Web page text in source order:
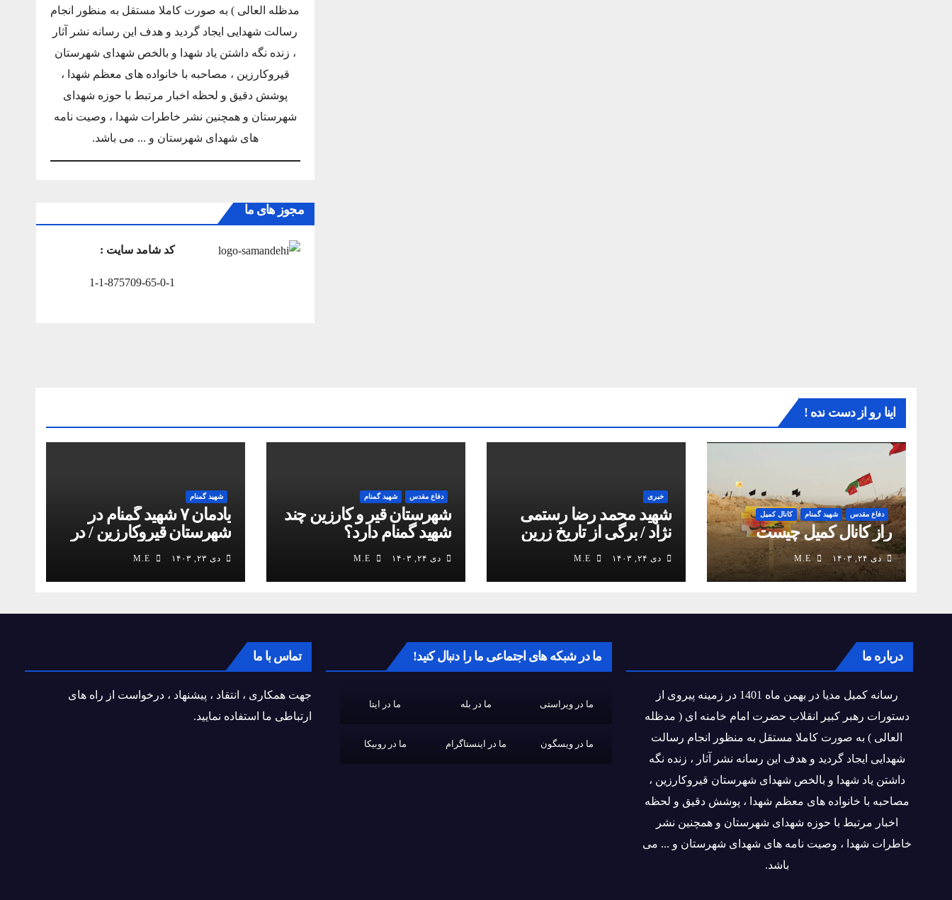
مدظله العالی ) به صورت کاملا مستقل به منظور انجام
رسالت شهدایی ایجاد گردید و هدف این رسانه نشر آثار
، زنده نگه داشتن یاد شهدا و بالخص شهدای شهرستان
قیروکارزین ، مصاحبه با خانواده های معظم شهدا ،
پوشش دقیق و لحظه اخبار مرتبط با حوزه شهدای
شهرستان و همچنین نشر خاطرات شهدا ، وصیت نامه
های شهدای شهرستان و ... می باشد.
مجوز های ما
کد شامد سایت :
1-1-875709-65-0-1
اینا رو از دست نده !
دفاع مقدس شهید گمنام کانال کمیل
راز کانال کمیل چیست
دی ۲۴, ۱۴۰۳ M.E
خبری
شهید محمد رضا رستمی
نژاد / برگی از تاریخ زرین
دی ۲۴, ۱۴۰۳
دفاع مقدس شهید گمنام
شهرستان قیر و کارزین چند
شهید گمنام دارد؟
دی ۲۴, ۱۴۰۳
شهید گمنام
یادمان ۷ شهید گمنام در
شهرستان قیروکارزین / در
دی ۲۳, ۱۴۰۳
درباره ما
رسانه کمیل مدیا در بهمن ماه 1401 در زمینه پیروی از
دستورات رهبر کبیر انقلاب حضرت امام خامنه ای ( مدظله
العالی ) به صورت کاملا مستقل به منظور انجام رسالت
شهدایی ایجاد گردید و هدف این رسانه نشر آثار ، زنده نگه
داشتن یاد شهدا و بالخص شهدای شهرستان قیروکارزین ،
مصاحبه با خانواده های معظم شهدا ، پوشش دقیق و لحظه
اخبار مرتبط با حوزه شهدای شهرستان و همچنین نشر
خاطرات شهدا ، وصیت نامه های شهدای شهرستان و ... می
باشد.
ما در شبکه های اجتماعی ما را دنبال کنید!
ما در ویراستی ما در بله ما در ایتا
ما در ویسگون ما در اینستاگرام ما در روبیکا
تماس با ما
جهت همکاری ، انتقاد ، پیشنهاد ، درخواست از راه های
ارتباطی ما استفاده نمایید.